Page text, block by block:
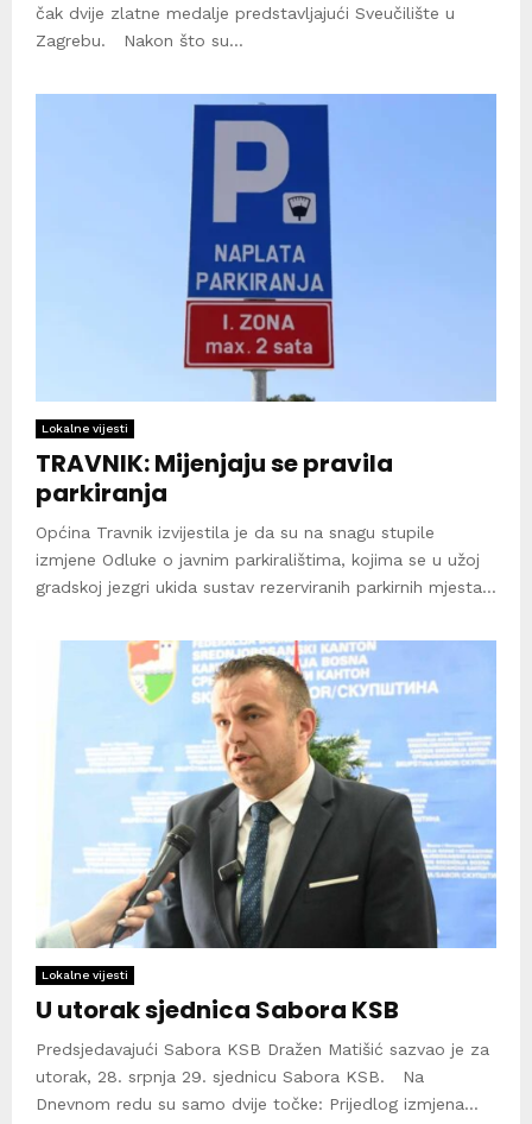
čak dvije zlatne medalje predstavljajući Sveučilište u
Zagrebu. Nakon što su...
Lokalne vijesti
TRAVNIK: Mijenjaju se pravila
parkiranja
Općina Travnik izvijestila je da su na snagu stupile
izmjene Odluke o javnim parkiralištima, kojima se u užoj
gradskoj jezgri ukida sustav rezerviranih parkirnih mjesta...
Lokalne vijesti
U utorak sjednica Sabora KSB
Predsjedavajući Sabora KSB Dražen Matišić sazvao je za
utorak, 28. srpnja 29. sjednicu Sabora KSB. Na
Dnevnom redu su samo dvije točke: Prijedlog izmjena...